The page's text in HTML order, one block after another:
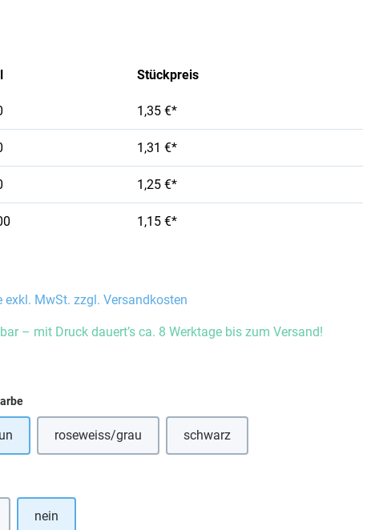
Stückpreis
1,35 €*
1,31 €*
1,25 €*
1,15 €*
exkl. MwSt. zzgl. Versandkosten
– mit Druck dauert’s ca. 8 Werktage bis zum Versand!
auswählen
roseweiss/grau schwarz
nein